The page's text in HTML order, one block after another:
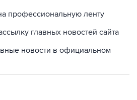
профессиональную ленту
главных новостей сайта
новости в официальном